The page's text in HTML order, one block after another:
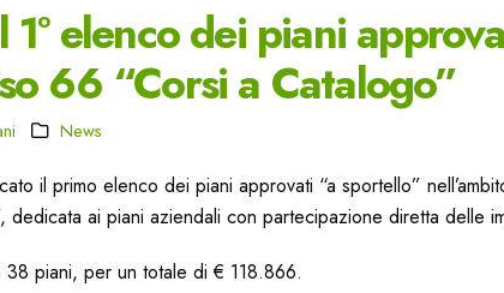
elenco dei piani
66 “Corsi a Catalogo”
News
il primo elenco dei piani approvati “a sportello”
dedicata ai piani aziendali con partecipazione diretta delle
38 piani, per un totale di € 118.866.